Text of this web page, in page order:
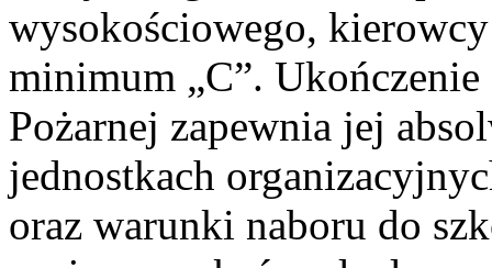
wysokościowego,
minimum „C”.
Pożarnej zapewnia jej
jednostkach
oraz warunki naboru do